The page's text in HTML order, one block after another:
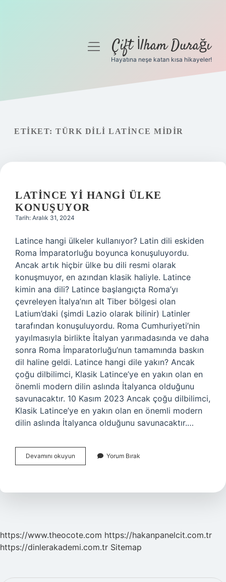
Gizlilik Politikası
menüyüÇift İlham Durağı
Hayatına neşe katan kısa hikayeler!
ETIKET: TÜRK DILI LATINCE MIDIR
LATINCE YI HANGI ÜLKE
KONUŞUYOR
Tarih: Aralık 31, 2024
Latince hangi ülkeler kullanıyor? Latin dili eskiden
Roma İmparatorluğu boyunca konuşuluyordu.
Ancak artık hiçbir ülke bu dili resmi olarak
konuşmuyor, en azından klasik haliyle. Latince
kimin ana dili? Latince başlangıçta Roma’yı
çevreleyen İtalya’nın alt Tiber bölgesi olan
Latium’daki (şimdi Lazio olarak bilinir) Latinler
tarafından konuşuluyordu. Roma Cumhuriyeti’nin
yayılmasıyla birlikte İtalyan yarımadasında ve daha
sonra Roma İmparatorluğu’nun tamamında baskın
dil haline geldi. Latince hangi dile yakın? Ancak
çoğu dilbilimci, Klasik Latince’ye en yakın olan en
önemli modern dilin aslında İtalyanca olduğunu
savunacaktır. 10 Kasım 2023 Ancak çoğu dilbilimci,
Klasik Latince’ye en yakın olan en önemli modern
dilin aslında İtalyanca olduğunu savunacaktır.…
Devamını okuyun
Yi
Konuşuyor
Yorum Bırak
https://www.theocote.com https://hakanpanelcit.com.tr
https://dinlerakademi.com.tr Sitemap